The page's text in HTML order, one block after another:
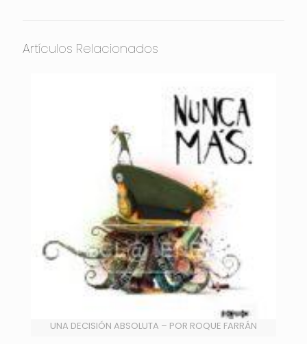
Artículos Relacionados
UNA DECISIÓN ABSOLUTA – POR ROQUE FARRÁN